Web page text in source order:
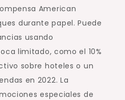
American
durante papel. Puede
usando
limitado, como el 10%
sobre hoteles o un
en 2022. La
especiales de